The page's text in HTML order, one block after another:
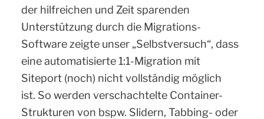
der hilfreichen und Zeit sparenden
Unterstützung durch die Migrations-
Software zeigte unser „Selbstversuch“, dass
eine automatisierte 1:1-Migration mit
Siteport (noch) nicht vollständig möglich
ist. So werden verschachtelte Container-
Strukturen von bspw. Slidern, Tabbing- oder